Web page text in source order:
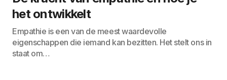
het ontwikkelt
Empathie is een van de meest waardevolle
eigenschappen die iemand kan bezitten. Het stelt ons in
staat om…